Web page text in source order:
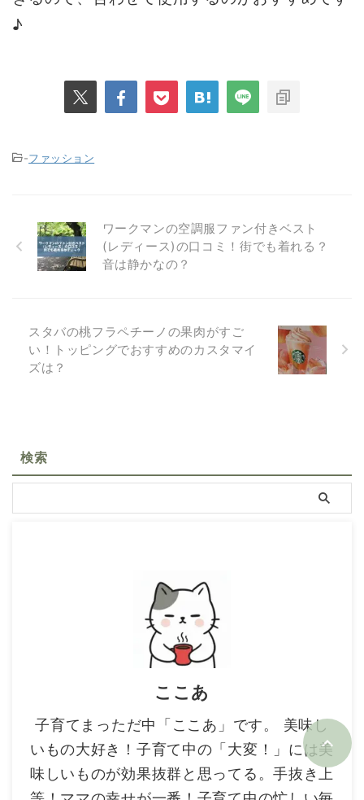
♪
-ファッション
ワークマンの空調服ファン付きベスト
(レディース)の口コミ！街でも着れる？
音は静かなの？
スタバの桃フラペチーノの果肉がすご
い！トッピングでおすすめのカスタマイ
ズは？
検索
ここあ
子育てまっただ中「ここあ」です。 美味し
いもの大好き！子育て中の「大変！」には美
味しいものが効果抜群と思ってる。手抜き上